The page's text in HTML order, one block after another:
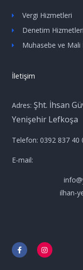
Vergi Hizmetleri
Denetim Hizmetleri
Muhasebe ve Mali
İletişim
Adres: Şht. İhsan
Yenişehir Lefkoşa
Telefon: 0392 837 40
E-mail:
ilhan-
F
a
c
I
n
s